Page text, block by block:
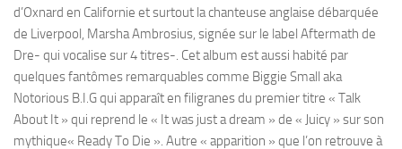
d’Oxnard en Californie et surtout la chanteuse anglaise débarquée
de Liverpool, Marsha Ambrosius, signée sur le label Aftermath de
Dre- qui vocalise sur 4 titres-. Cet album est aussi habité par
quelques fantômes remarquables comme Biggie Small aka
Notorious B.I.G qui apparaît en filigranes du premier titre « Talk
About It » qui reprend le « It was just a dream » de « Juicy » sur son
mythique« Ready To Die ». Autre « apparition » que l’on retrouve à